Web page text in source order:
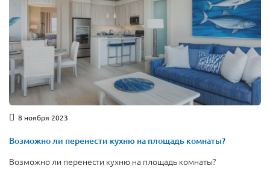
8 ноября 2023
Возможно ли перенести кухню на площадь комнаты?
Возможно ли перенести кухню на площадь комнаты?